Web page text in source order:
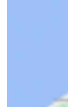
Middelkerke